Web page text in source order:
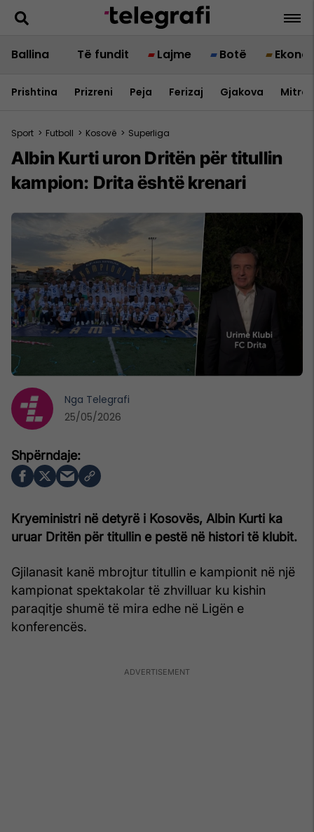
Ballina Të fundit Lajme Botë
Prishtina Prizreni Peja Ferizaj Gjakova
Sport > Futboll > Kosovë > Superliga
Albin Kurti uron Dritën për titullin
kampion: Drita është krenari
Kryeministri në detyrë i Kosovës, Albin Kurti ka
uruar Dritën për titullin e pestë në histori të klubit.
Gjilanasit kanë mbrojtur titullin e kampionit në një
kampionat spektakolar të zhvilluar ku kishin
paraqitje shumë të mira edhe në Ligën e
konferencës.
Nga Telegrafi
25/05/2026